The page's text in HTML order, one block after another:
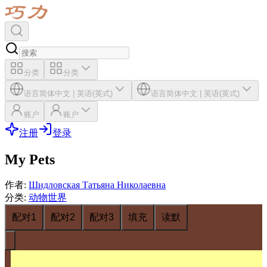
分类 分类
语言简体中文 | 英语(英式) 语言简体中文 | 英语(英式)
账户 账户
注册 登录
My Pets
作者: Шидловская Татьяна Николаевна
分类: 动物世界
配对1
配对2 配对3 填充 读默